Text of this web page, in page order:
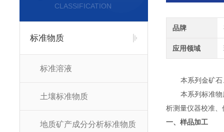
CLASSIFICATION
标准物质
标准溶液
土壤标准物质
地质矿产成分分析标准物质
品牌
应用领域
本系列金矿
本系列标准
析测量仪器校准
一、样品加工